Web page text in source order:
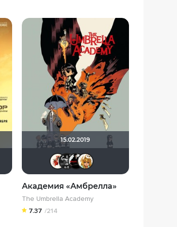
Большой любитель кино
15.02.2019
Академия «Амбрелла»
The Umbrella Academy
7.37 /214